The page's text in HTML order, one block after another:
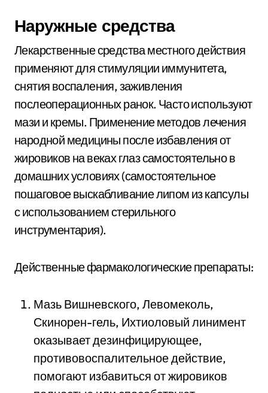
Наружные средства
Лекарственные средства местного действия
применяют для стимуляции иммунитета,
снятия воспаления, заживления
послеоперационных ранок. Часто используют
мази и кремы. Применение методов лечения
народной медицины после избавления от
жировиков на веках глаз самостоятельно в
домашних условиях (самостоятельное
пошаговое выскабливание липом из капсулы
с использованием стерильного
инструментария).
Действенные фармакологические препараты:
Мазь Вишневского, Левомеколь,
Скинорен-гель, Ихтиоловый линимент
оказывает дезинфицирующее,
противовоспалительное действие,
помогают избавиться от жировиков